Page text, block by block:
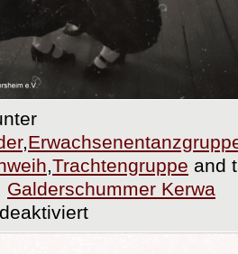
,
,Trachtengruppe and
Galderschummer Kerwa